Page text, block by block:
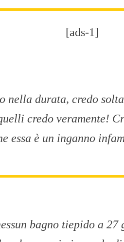
[ads-1]
nella durata, credo
credo veramente!
essa è un inganno
bagno tiepido a 27